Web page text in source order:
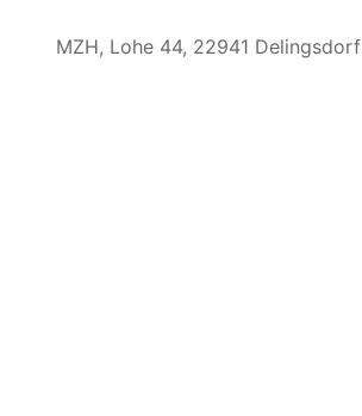
MZH, Lohe 44, 22941 Delingsdorf